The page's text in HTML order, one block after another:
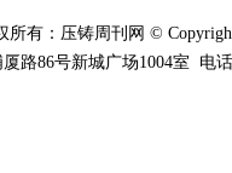
所有：压铸周刊网 ©
路86号新城广场1004室 电